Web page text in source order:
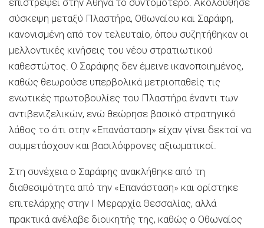
σύσκεψη μεταξύ Πλαστήρα, Οθωναίου και Σαράφη,
κανονισμένη από τον τελευταίο, όπου συζητήθηκαν οι
μελλοντικές κινήσεις του νέου στρατιωτικού
καθεστώτος. Ο Σαράφης δεν έμεινε ικανοποιημένος,
καθώς θεωρούσε υπερβολικά μετριοπαθείς τις
ενωτικές πρωτοβουλίες του Πλαστήρα έναντι των
αντιβενιζελικών, ενώ θεώρησε βασικό στρατηγικό
λάθος το ότι στην «Επανάσταση» είχαν γίνει δεκτοί να
συμμετάσχουν και βασιλόφρονες αξιωματικοί.
Στη συνέχεια ο Σαράφης ανακλήθηκε από τη
διαθεσιμότητα από την «Επανάσταση» και ορίστηκε
επιτελάρχης στην Ι Μεραρχία Θεσσαλίας, αλλά
πρακτικά ανέλαβε διοικητής της, καθώς ο Οθωναίος